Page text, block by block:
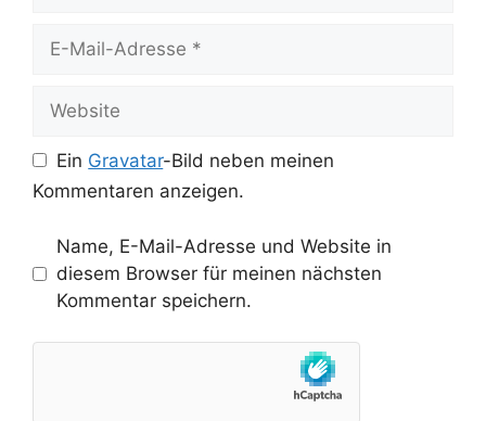
Website
Ein Gravatar-Bild neben meinen
Kommentaren anzeigen.
Name, E-Mail-Adresse und Website in
diesem Browser für meinen nächsten
Kommentar speichern.